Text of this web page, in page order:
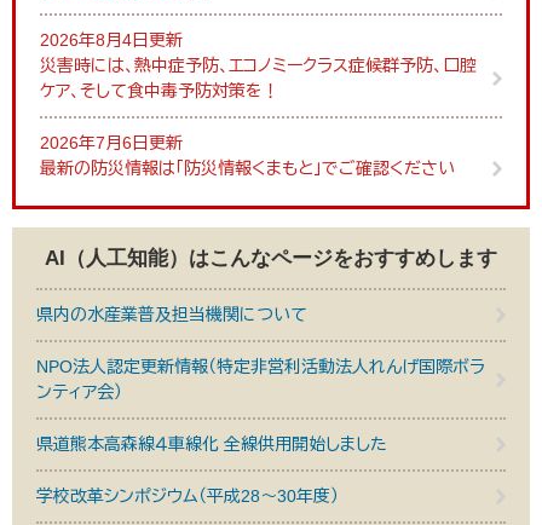
2026年8月4日更新
災害時には、熱中症予防、エコノミークラス症候群予防、口腔
ケア、そして食中毒予防対策を！
2026年7月6日更新
最新の防災情報は「防災情報くまもと」でご確認ください
AI（人工知能）はこんなページをおすすめします
県内の水産業普及担当機関について
NPO法人認定更新情報（特定非営利活動法人れんげ国際ボラ
ンティア会）
県道熊本高森線４車線化 全線供用開始しました
学校改革シンポジウム（平成28～30年度）